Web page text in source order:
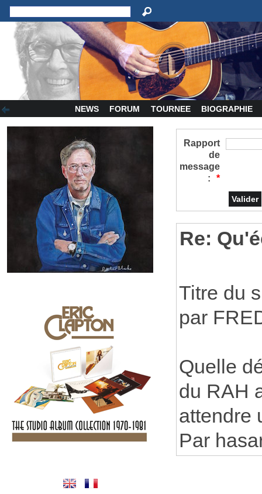
NEWS FORUM TOURNEE BIOGRAPHIE
Rapport
de
message
:
*
Re:
Titre du
par
Quelle
du RAH
attendre
Par